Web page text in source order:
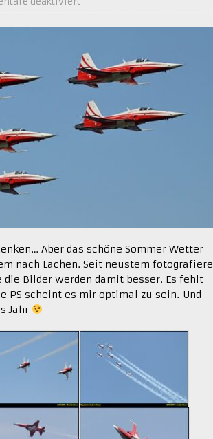
Aber das schöne Sommer Wetter
nach Lachen. Seit neustem fotografiere
Bilder werden damit besser. Es fehlt
PS scheint es mir optimal zu sein. Und
Jahr